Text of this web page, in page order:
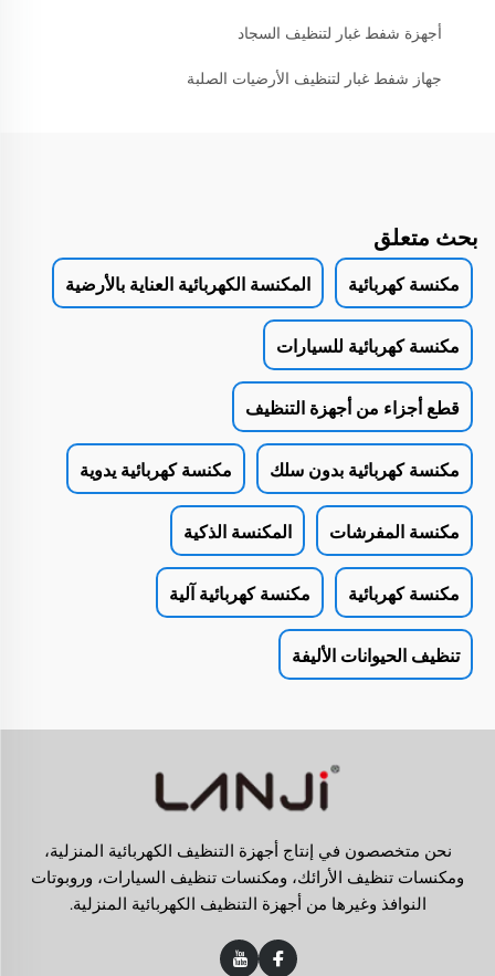
أجهزة شفط غبار لتنظيف السجاد
جهاز شفط غبار لتنظيف الأرضيات الصلبة
بحث متعلق
مكنسة كهربائية المكنسة الكهربائية العناية بالأرضية
مكنسة كهربائية للسيارات
قطع أجزاء من أجهزة التنظيف
مكنسة كهربائية بدون سلك مكنسة كهربائية يدوية
مكنسة المفرشات المكنسة الذكية
مكنسة كهربائية مكنسة كهربائية آلية
تنظيف الحيوانات الأليفة
نحن متخصصون في إنتاج أجهزة التنظيف الكهربائية المنزلية،
ومكنسات تنظيف الأرائك، ومكنسات تنظيف السيارات، وروبوتات
النوافذ وغيرها من أجهزة التنظيف الكهربائية المنزلية.